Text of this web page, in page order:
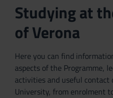
Studying at
of Verona
Here you can find
aspects of the Programme,
activities and useful
University, from enrolment